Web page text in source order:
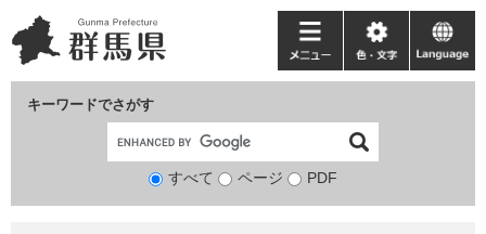
ー
ジ
ニ
ュ
て
キーワードでさがす
検
すべて ページ PDF
メ
ニ
ー
色・
文
language